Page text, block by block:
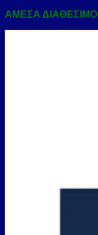
ΑΜΕΣΑ ΔΙΑΘΕΣΙΜΟ